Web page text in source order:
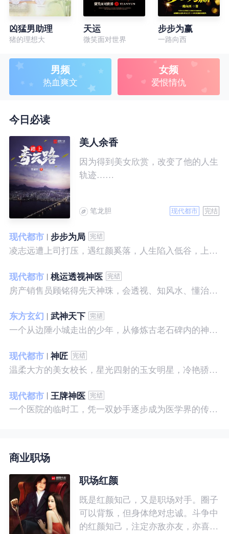
凶猛男助理
猪的理想大
天运
微笑面对世界
步步为赢
一路向西
男频
热血爽文
女频
爱恨情仇
今日必读
美人余香
因为得到美女欣赏，改变了他的人生
轨迹……
笔龙胆 现代都市 完结
现代都市
步步为局
凌志远遭上司打压，遇红颜奚落，人生陷入低谷，上帝在关上一扇门的同时，势必会留下一扇窗，面对稍纵即逝的机会，他果断出手了……
现代都市
桃运透视神医
房产销售员顾铭得先天神珠，会透视、知风水、懂治病、有神通，开始逆袭人生。
东方玄幻
武神天下
一个从边陲小城走出的少年，从修炼古老石碑内的神秘一式开始，一路高歌狂飙，打造一片属于自己的天下……
现代都市
神匠
温柔大方的美女校长，星光四射的玉女明星，冷艳骄傲的美女特工，一个二个，全都跑来，撒娇撒赖的要他做她们的私房保镖，这是为什么呢？
现代都市
王牌神医
一个医院的临时工，凭一双妙手逐步成为医学界的传奇！ 一个社会底层的小人物，靠一腔热血成为人世间的枭王！ 当佛已经无能为力，便由我来普渡众生——杨风。
商业职场
职场红颜
既是红颜知己，又是职场对手。圈子
可以背叛，但身体绝对忠诚。斗争中
的红颜知己，注定亦敌亦友，亦喜亦